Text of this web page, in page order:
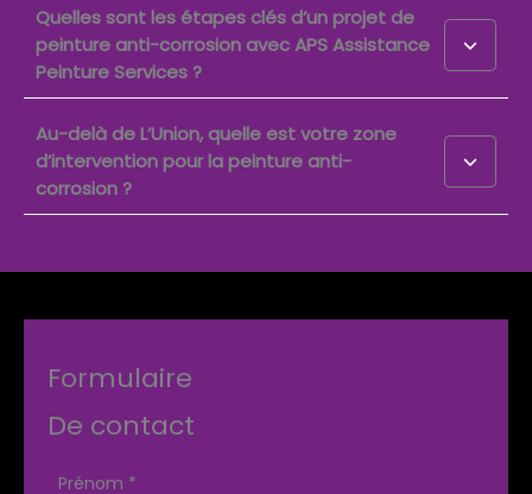
Quelles sont les étapes clés d’un projet de
peinture anti-corrosion avec APS Assistance
Peinture Services ?
Au-delà de L’Union, quelle est votre zone
d’intervention pour la peinture anti-
corrosion ?
Formulaire
De contact
Formulaire
Prénom *